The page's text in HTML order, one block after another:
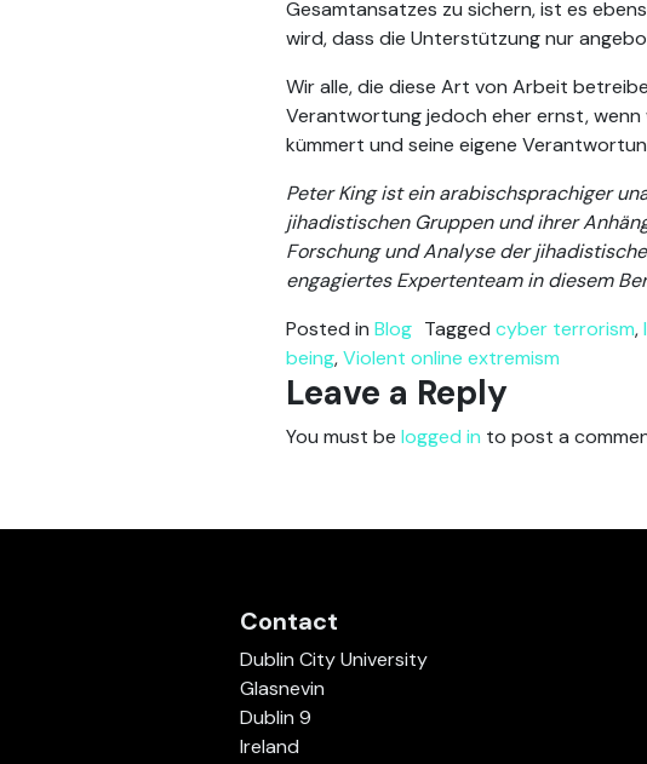
Gesamtansatzes zu sichern, ist es
wird, dass die Unterstützung nur
Wir alle, die diese Art von Arbeit
Verantwortung jedoch eher ernst, wenn
kümmert und seine eigene
Peter King ist ein arabischsprachiger
jihadistischen Gruppen und ihrer
Forschung und Analyse der
engagiertes Expertenteam in diesem
Posted in Blog Tagged cyber terrorism,
being,Violent online extremism
Leave a Reply
You must be logged in to post a
Contact
Dublin City University
Glasnevin
Dublin 9
Ireland